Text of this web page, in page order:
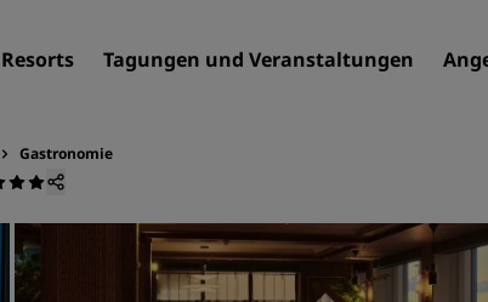
Resorts Tagungen und Veranstaltungen
Reiseziele
Resorts
Gastronomie